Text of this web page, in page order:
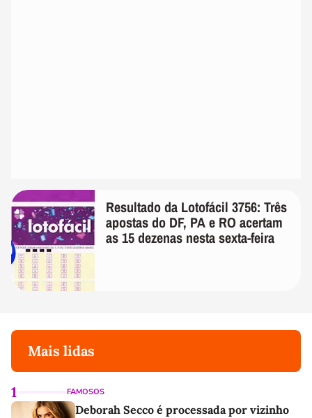
Resultado da Lotofácil 3756: Três
apostas do DF, PA e RO acertam
as 15 dezenas nesta sexta-feira
Mais lidas
1 FAMOSOS
Deborah Secco é processada por vizinho